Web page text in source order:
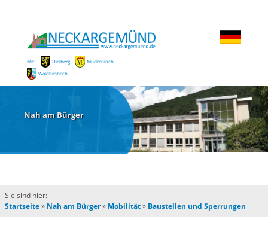
Mit: Dilsberg
Mückenloch
Waldhilsbach
Nah am Bürger
Sie sind hier:
Startseite» Nah am Bürger» Mobilität» Baustellen und Sperrungen